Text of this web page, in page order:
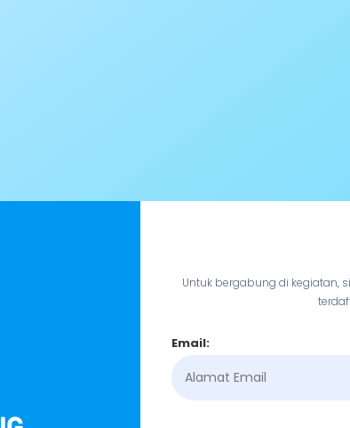
Untuk bergabung di kegiatan,
Email: